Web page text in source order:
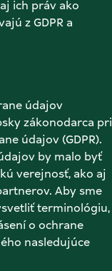
ich práv ako
z GDPR a
údajov
zákonodarca pri
údajov (GDPR).
by malo byť
verejnosť, ako aj
Aby sme
terminológiu,
o ochrane
nasledujúce